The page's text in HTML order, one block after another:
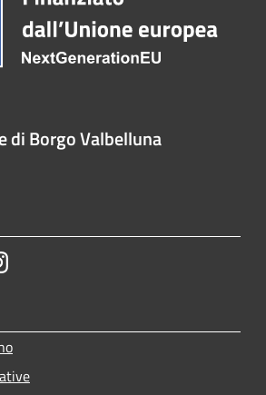
di Borgo Valbelluna
Instagram